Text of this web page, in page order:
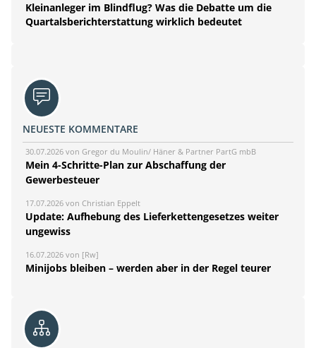
Kleinanleger im Blindflug? Was die Debatte um die
Quartalsberichterstattung wirklich bedeutet
NEUESTE KOMMENTARE
30.07.2026 von Gregor du Moulin/ Häner & Partner PartG mbB
Mein 4-Schritte-Plan zur Abschaffung der
Gewerbesteuer
17.07.2026 von Christian Eppelt
Update: Aufhebung des Lieferkettengesetzes weiter
ungewiss
16.07.2026 von [Rw]
Minijobs bleiben – werden aber in der Regel teurer